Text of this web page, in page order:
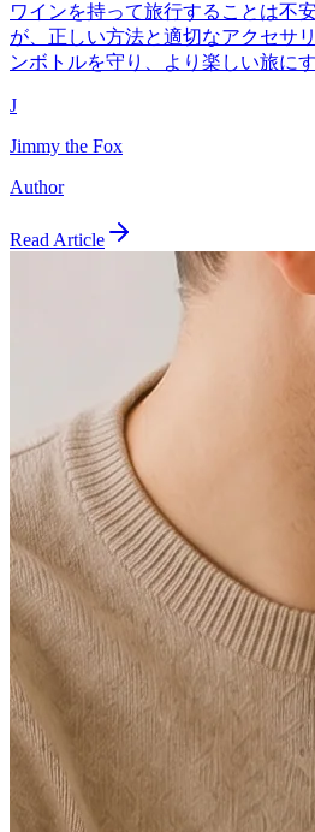
ワインを持って旅行することは不
が、正しい方法と適切なアクセサ
ンボトルを守り、より楽しい旅に
J
Jimmy the Fox
Author
Read Article